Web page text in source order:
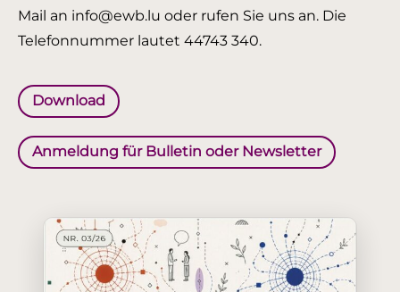
Mail an info@ewb.lu oder rufen Sie uns an. Die
Telefonnummer lautet 44743 340.
Download
Anmeldung für Bulletin oder Newsletter